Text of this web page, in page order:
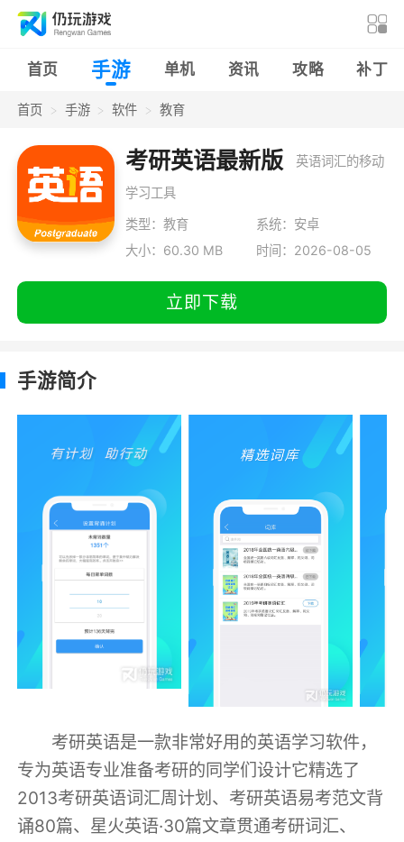
首页 手游 单机 资讯 攻略 补丁
首页 手游 软件 教育
考研英语最新版 英语词汇的移动
学习工具
类型：教育
系统：安卓
大小：60.30 MB
时间：2026-08-05
立即下载
手游简介
考研英语是一款非常好用的英语学习软件，
专为英语专业准备考研的同学们设计它精选了
2013考研英语词汇周计划、考研英语易考范文背
诵80篇、星火英语·30篇文章贯通考研词汇、